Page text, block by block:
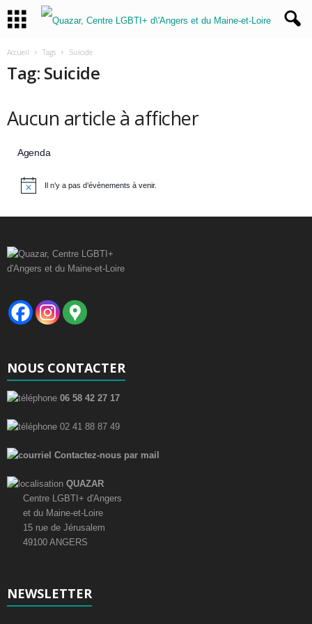
Accueil Tags Suicide
Tag: Suicide
Aucun article à afficher
Agenda
Il n’y a pas d’évènements à venir.
NOUS CONTACTER
06 58 42 27 17
02 41 88 87 49
Contactez-nous par mail
QUAZAR
Centre LGBTI+ d'Angers
et du Maine-et-Loire
15 rue de Jérusalem
49100 ANGERS
NEWSLETTER